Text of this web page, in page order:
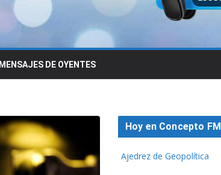
MENSAJES DE OYENTES
Hoy en Concepto FM
Ajedrez de Geopolítica